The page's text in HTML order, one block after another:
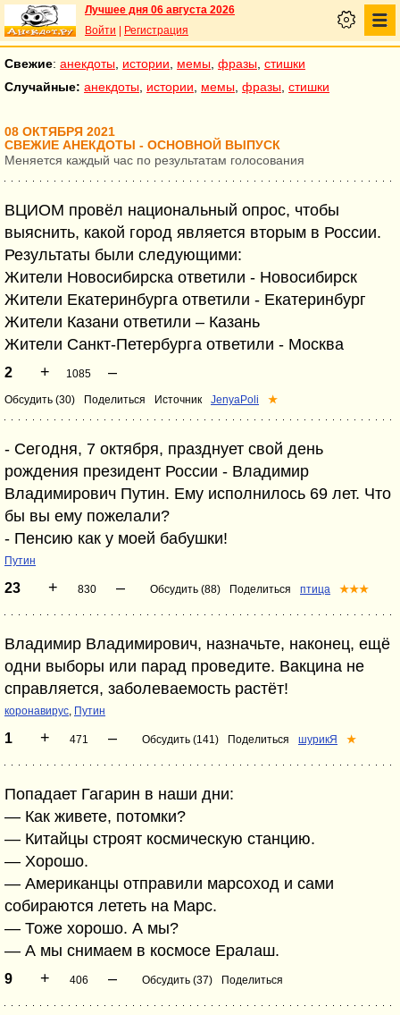
Лучшее дня 06 августа 2026
Войти
Регистрация
Свежие: анекдоты истории мемы фразы стишки
Случайные: анекдоты истории мемы фразы стишки
08 ОКТЯБРЯ 2021
СВЕЖИЕ АНЕКДОТЫ - ОСНОВНОЙ ВЫПУСК
Меняется каждый час по результатам голосования
ВЦИОМ провёл национальный опрос, чтобы
выяснить, какой город является вторым в России.
Результаты были следующими:
Жители Новосибирска ответили - Новосибирск
Жители Екатеринбурга ответили - Екатеринбург
Жители Казани ответили – Казань
Жители Санкт-Петербурга ответили - Москва
2 + 1085 –
Обсудить (30) Поделиться Источник JenyaPoli ★
- Сегодня, 7 октября, празднует свой день
рождения президент России - Владимир
Владимирович Путин. Ему исполнилось 69 лет. Что
бы вы ему пожелали?
- Пенсию как у моей бабушки!
Путин
23 + 830 – Обсудить (88) Поделиться птица ★★★
Владимир Владимирович, назначьте, наконец, ещё
одни выборы или парад проведите. Вакцина не
справляется, заболеваемость растёт!
коронавирус, Путин
1 + 471 – Обсудить (141) Поделиться шурикЯ ★
Попадает Гагарин в наши дни:
— Как живете, потомки?
— Китайцы строят космическую станцию.
— Хорошо.
— Американцы отправили марсоход и сами
собираются лететь на Марс.
— Тоже хорошо. А мы?
— А мы снимаем в космосе Ералаш.
9 + 406 – Обсудить (37) Поделиться